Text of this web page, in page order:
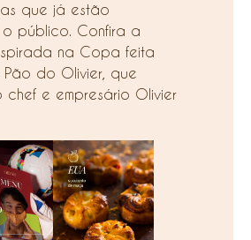
que já estão
o público. Confira a
na Copa feita
do Olivier, que
e empresário Olivier